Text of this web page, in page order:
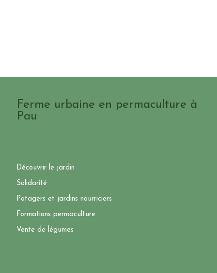
Ferme urbaine en permaculture à
Pau
Découvrir le jardin
Solidarité
Potagers et jardins nourriciers
Formations permaculture
Vente de légumes